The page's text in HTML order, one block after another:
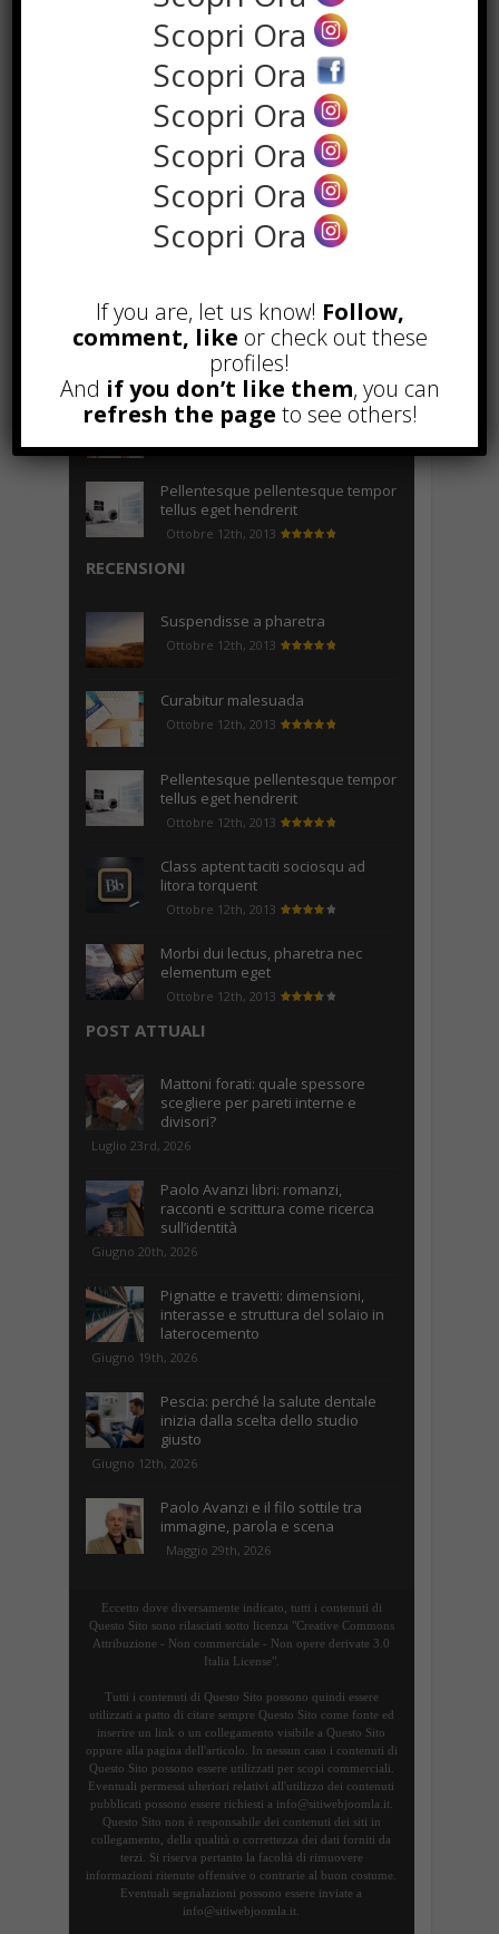
A&R nel Business Music: tutto
quello che c’è da sapere!
Agosto 27th, 2017
Noleggio a breve e lungo termine,
le differenze
Come realizzare un cancelletto per
cani
Gennaio 9th, 2018
Curabitur malesuada
Pellentesque pellentesque tempor
tellus eget hendrerit
Ottobre 12th, 2013
RECENSIONI
Suspendisse a pharetra
Ottobre 12th, 2013
Curabitur malesuada
Ottobre 12th, 2013
Pellentesque pellentesque tempor
tellus eget hendrerit
Ottobre 12th, 2013
Class aptent taciti sociosqu ad
litora torquent
Ottobre 12th, 2013
Morbi dui lectus, pharetra nec
elementum eget
Ottobre 12th, 2013
POST ATTUALI
Mattoni forati: quale spessore
scegliere per pareti interne e
divisori?
Luglio 23rd, 2026
Paolo Avanzi libri: romanzi,
racconti e scrittura come ricerca
sull’identità
Giugno 20th, 2026
Pignatte e travetti: dimensioni,
interasse e struttura del solaio in
laterocemento
Giugno 19th, 2026
Pescia: perché la salute dentale
inizia dalla scelta dello studio
giusto
Giugno 12th, 2026
Paolo Avanzi e il filo sottile tra
immagine, parola e scena
Maggio 29th, 2026
Eccetto dove diversamente indicato, tutti i contenuti di
Questo Sito sono rilasciati sotto licenza "Creative Commons
Attribuzione - Non commerciale - Non opere derivate 3.0
Italia License".
Tutti i contenuti di Questo Sito possono quindi essere
utilizzati a patto di citare sempre Questo Sito come fonte ed
inserire un link o un collegamento visibile a Questo Sito
oppure alla pagina dell'articolo. In nessun caso i contenuti di
Questo Sito possono essere utilizzati per scopi commerciali.
Eventuali permessi ulteriori relativi all'utilizzo dei contenuti
pubblicati possono essere richiesti a info@sitiwebjoomla.it.
Questo Sito non è responsabile dei contenuti dei siti in
collegamento, della qualità o correttezza dei dati forniti da
terzi. Si riserva pertanto la facoltà di rimuovere
informazioni ritenute offensive o contrarie al buon costume.
Eventuali segnalazioni possono essere inviate a
info@sitiwebjoomla.it.
Scopri Ora
Scopri Ora
Scopri Ora
Scopri Ora
Scopri Ora
Scopri Ora
If you are, let us know! Follow,
comment, like or check out these
profiles!
And if you don’t like them, you can
refresh the page to see others!